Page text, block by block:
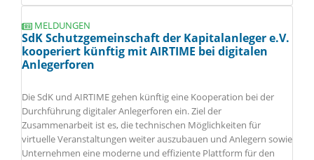
MELDUNGEN
SdK Schutzgemeinschaft der Kapitalanleger e.V.
kooperiert künftig mit AIRTIME bei digitalen
Anlegerforen
Die SdK und AIRTIME gehen künftig eine Kooperation bei der
Durchführung digitaler Anlegerforen ein. Ziel der
Zusammenarbeit ist es, die technischen Möglichkeiten für
virtuelle Veranstaltungen weiter auszubauen und Anlegern sowie
Unternehmen eine moderne und effiziente Plattform für den